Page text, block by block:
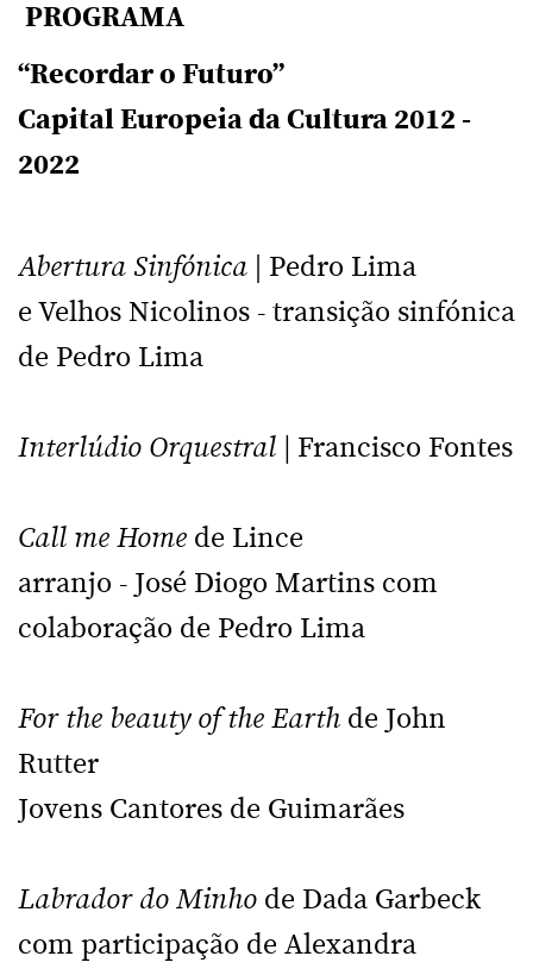
PROGRAMA
“Recordar o Futuro”
Capital Europeia da Cultura 2012 -
2022
Abertura Sinfónica | Pedro Lima
e Velhos Nicolinos - transição sinfónica
de Pedro Lima
Interlúdio Orquestral | Francisco Fontes
Call me Home de Lince
arranjo - José Diogo Martins com
colaboração de Pedro Lima
For the beauty of the Earth de John
Rutter
Jovens Cantores de Guimarães
Labrador do Minho de Dada Garbeck
com participação de Alexandra